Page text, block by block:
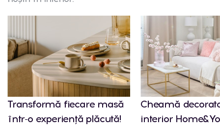
Transformă fiecare masă
într-o experiență plăcută!
Cheamă
interior